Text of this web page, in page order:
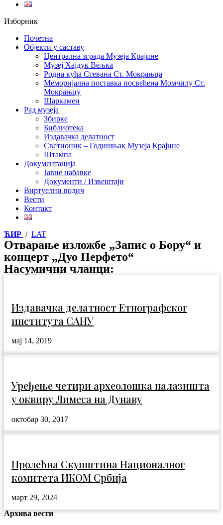
Изборник
Почетна
Објекти у саставу
Централна зграда Музеја Крајине
Музеј Хајдук Вељка
Родна кућа Стевана Ст. Мокрањца
Меморијална поставка посвећена Момчилу Ст.
Мокрањцу
Шаркамен
Рад музеја
Збирке
Библиотека
Издавачка делатност
Светионик – Годишњак Музеја Крајине
Штампа
Документација
Јавне набавке
Документи / Извештаји
Виртуелни водич
Вести
Контакт
ЋИР / LAT
Отварање изложбе „Запис о Бору“ и
концерт „Дуо Перфето“
Насумични чланци:
Издавачка делатност Етнографског
института САНУ
мај 14, 2019
Уређење четири археолошка налазишта
у оквиру Лимеса на Дунаву
октобар 30, 2017
Пролећна Скупштина Националног
комитета ИКОМ Србија
март 29, 2024
Архива вести